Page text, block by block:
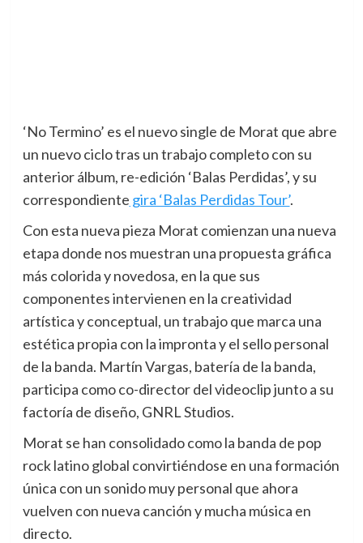
‘No Termino’ es el nuevo single de Morat que abre
un nuevo ciclo tras un trabajo completo con su
anterior álbum, re-edición ‘Balas Perdidas’, y su
correspondiente gira ‘Balas Perdidas Tour’.
Con esta nueva pieza Morat comienzan una nueva
etapa donde nos muestran una propuesta gráfica
más colorida y novedosa, en la que sus
componentes intervienen en la creatividad
artística y conceptual, un trabajo que marca una
estética propia con la impronta y el sello personal
de la banda. Martín Vargas, batería de la banda,
participa como co-director del videoclip junto a su
factoría de diseño, GNRL Studios.
Morat se han consolidado como la banda de pop
rock latino global convirtiéndose en una formación
única con un sonido muy personal que ahora
vuelven con nueva canción y mucha música en
directo.